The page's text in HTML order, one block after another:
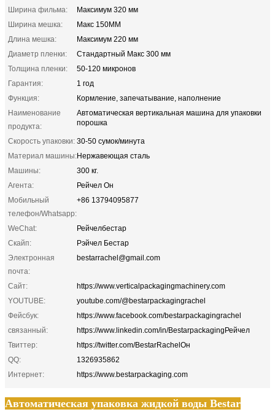
Ширина фильма:
Максимум 320 мм
Ширина мешка:
Макс 150MM
Длина мешка:
Максимум 220 мм
Диаметр пленки:
Стандартный Макс 300 мм
Толщина пленки:
50-120 микронов
Гарантия:
1 год
Функция:
Кормление, запечатывание, наполнение
Наименование
продукта:
Автоматическая вертикальная машина для упаковки
порошка
Скорость упаковки: 30-50 сумок/минута
Материал машины:Нержавеющая сталь
Машины:
300 кг.
Агента:
Рейчел Он
Мобильный
телефон/Whatsapp:
+86 13794095877
WeChat:
Рейчелбестар
Скайп:
Рэйчел Бестар
Электронная
почта:
bestarrachel@gmail.com
Сайт:
https://www.verticalpackagingmachinery.com
YOUTUBE:
youtube.com/@bestarpackagingrachel
Фейсбук:
https://www.facebook.com/bestarpackagingrachel
связанный:
https://www.linkedin.com/in/BestarpackagingРейчел
Твиттер:
https://twitter.com/BestarRachelОн
QQ:
1326935862
Интернет:
https://www.bestarpackaging.com
Автоматическая упаковка жидкой воды Bestar